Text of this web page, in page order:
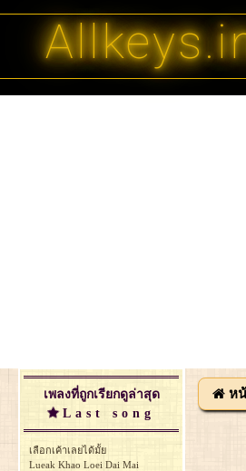
ห
เพลงที่ถูกเรียกดูล่าสุด
Last song
เลือกเค้าเลยได้มั้ย
Lueak Khao Loei Dai Mai